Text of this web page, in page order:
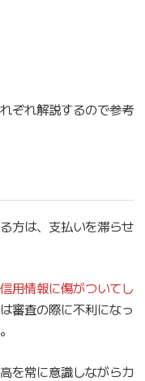
ぞれ解説するので参考
方は、支払いを滞らせ
用情報に傷がついてし
審査の際に不利になっ
を常に意識しながらカ